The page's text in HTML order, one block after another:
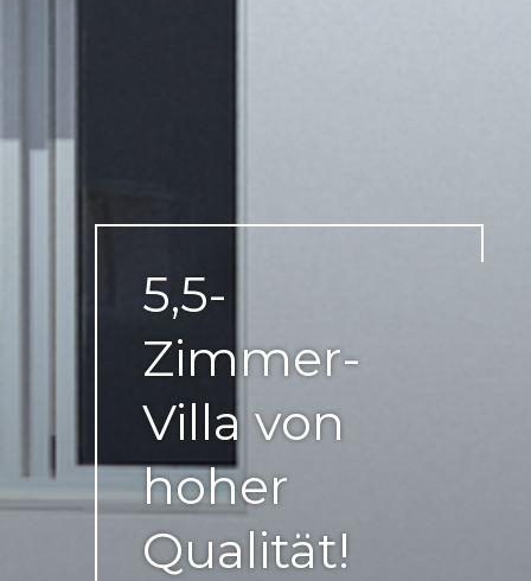
5,5-
Zimmer-
Villa von
hoher
Qualität!